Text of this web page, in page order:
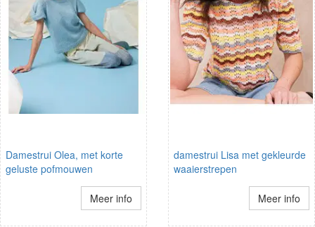
Damestrui Olea, met korte
geluste pofmouwen
Meer info
damestrui Lisa met gekleurde
waaierstrepen
Meer info